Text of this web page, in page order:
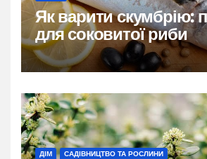
Як варити скумбрію:
для соковитої риби
ДІМ САДІВНИЦТВО ТА РОСЛИНИ